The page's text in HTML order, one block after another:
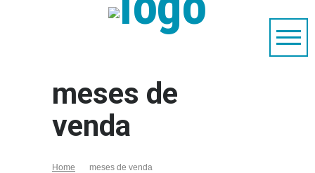
meses de
venda
Home meses de venda